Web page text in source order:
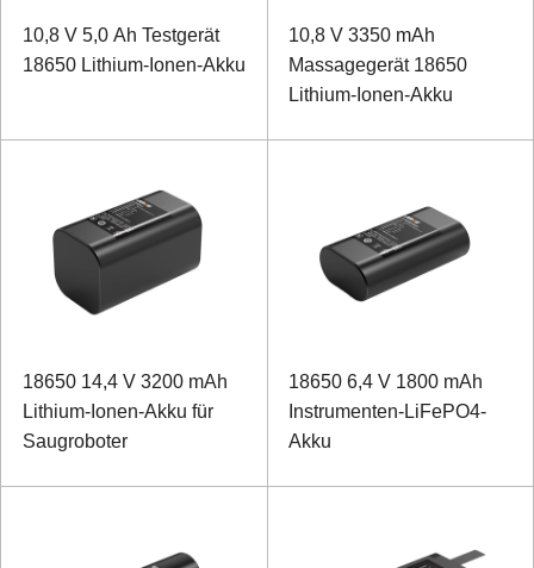
10,8 V 5,0 Ah Testgerät
18650 Lithium-Ionen-Akku
10,8 V 3350 mAh
Massagegerät 18650
Lithium-Ionen-Akku
18650 14,4 V 3200 mAh
Lithium-Ionen-Akku für
Saugroboter
18650 6,4 V 1800 mAh
Instrumenten-LiFePO4-
Akku